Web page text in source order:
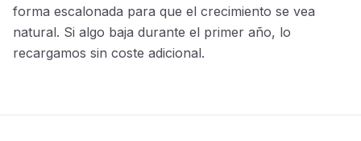
forma escalonada para que el crecimiento se vea
natural. Si algo baja durante el primer año, lo
recargamos sin coste adicional.